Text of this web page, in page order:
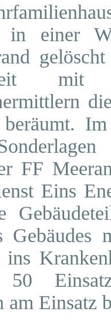
einer
FF
Eins
Gebäudes
am Einsatz